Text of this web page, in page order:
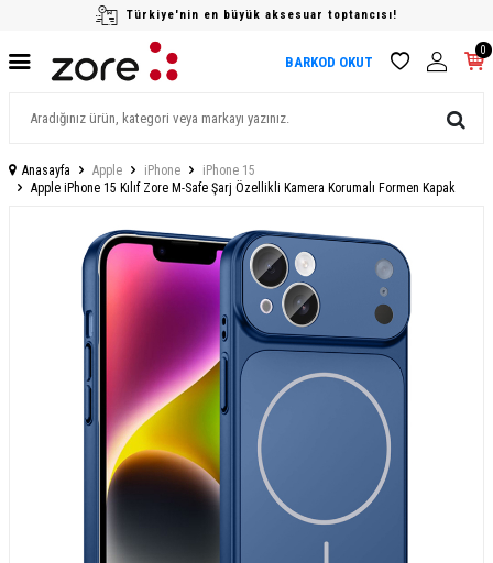
Türkiye'nin en büyük aksesuar toptancısı!
BARKOD OKUT
0
Anasayfa Apple iPhone
iPhone 15
Apple iPhone 15 Kılıf Zore M-Safe Şarj Özellikli Kamera Korumalı Formen Kapak